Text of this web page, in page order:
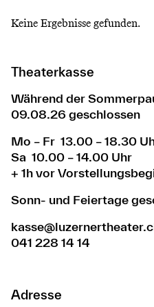
Keine Ergebnisse gefunden.
Theaterkasse
Während der
09.08.26 geschlossen
Mo – Fr 13.00 – 18.30
Sa 10.00 – 14.00 Uhr
+ 1h vor
Sonn- und Feiertage
041 228 14 14
Adresse